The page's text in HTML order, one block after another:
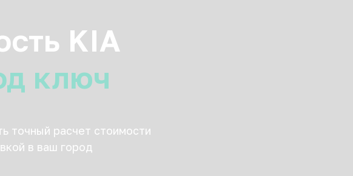
KIA
ключ
точный расчет стоимости
в ваш город